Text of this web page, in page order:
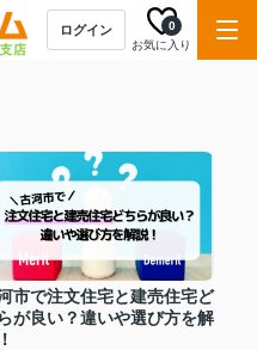
ログイン
お気に入り
0
市で注文住宅と建売住宅ど
が良い？違いや選び方を解